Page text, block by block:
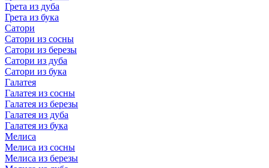
Грета из дуба
Грета из бука
Сатори
Сатори из сосны
Сатори из березы
Сатори из дуба
Сатори из бука
Галатея
Галатея из сосны
Галатея из березы
Галатея из дуба
Галатея из бука
Мелиса
Мелиса из сосны
Мелиса из березы